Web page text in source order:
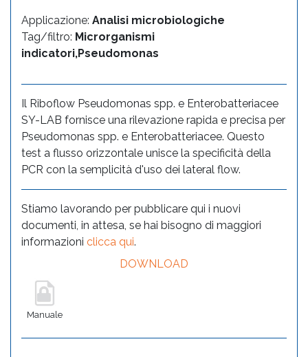
Applicazione: Analisi microbiologiche
Tag/filtro: Microrganismi
indicatori,Pseudomonas
Il Riboflow Pseudomonas spp. e Enterobatteriacee
SY-LAB fornisce una rilevazione rapida e precisa per
Pseudomonas spp. e Enterobatteriacee. Questo
test a flusso orizzontale unisce la specificità della
PCR con la semplicità d'uso dei lateral flow.
Stiamo lavorando per pubblicare qui i nuovi
documenti, in attesa, se hai bisogno di maggiori
informazioni clicca qui.
DOWNLOAD
Manuale